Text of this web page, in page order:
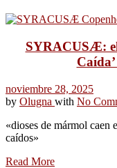
SYRACUSÆ: el
noviembre 28, 2025
by Olugna with No
«dioses de mármol caen
caídos»
Read More